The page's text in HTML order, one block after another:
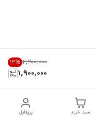
۲٬۲۰۰٬۰۰۰ 13%
1,900,000
پروفایل سبد خرید